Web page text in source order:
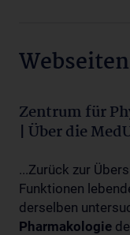
Zentrum für
| Über die
...Zurück zur
Funktionen
derselben
Pharmakologie